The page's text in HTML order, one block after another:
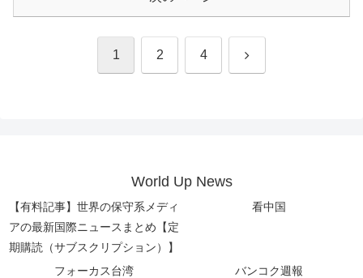
1 2 4 次
World Up News
【有料記事】世界の保守系メディ
アの最新国際ニュースまとめ【定
期購読（サブスクリプション）】
看中国
フォーカス台湾 バンコク週報